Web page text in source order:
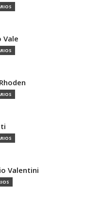
Vale
Valentini